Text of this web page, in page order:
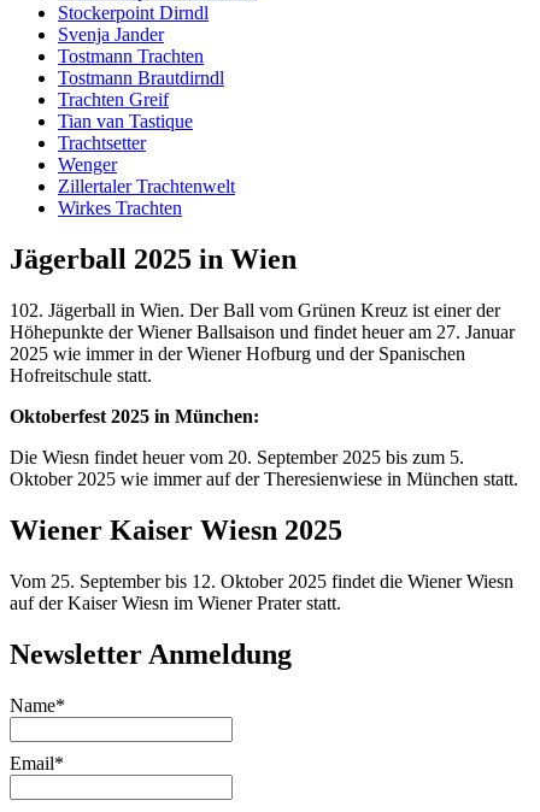
Stockerpoint Dirndl
Svenja Jander
Tostmann Trachten
Tostmann Brautdirndl
Trachten Greif
Tian van Tastique
Trachtsetter
Wenger
Zillertaler Trachtenwelt
Wirkes Trachten
Jägerball 2025 in Wien
102. Jägerball in Wien. Der Ball vom Grünen Kreuz ist einer der
Höhepunkte der Wiener Ballsaison und findet heuer am 27. Januar
2025 wie immer in der Wiener Hofburg und der Spanischen
Hofreitschule statt.
Oktoberfest 2025 in München:
Die Wiesn findet heuer vom 20. September 2025 bis zum 5.
Oktober 2025 wie immer auf der Theresienwiese in München statt.
Wiener Kaiser Wiesn 2025
Vom 25. September bis 12. Oktober 2025 findet die Wiener Wiesn
auf der Kaiser Wiesn im Wiener Prater statt.
Newsletter Anmeldung
Name*
Email*